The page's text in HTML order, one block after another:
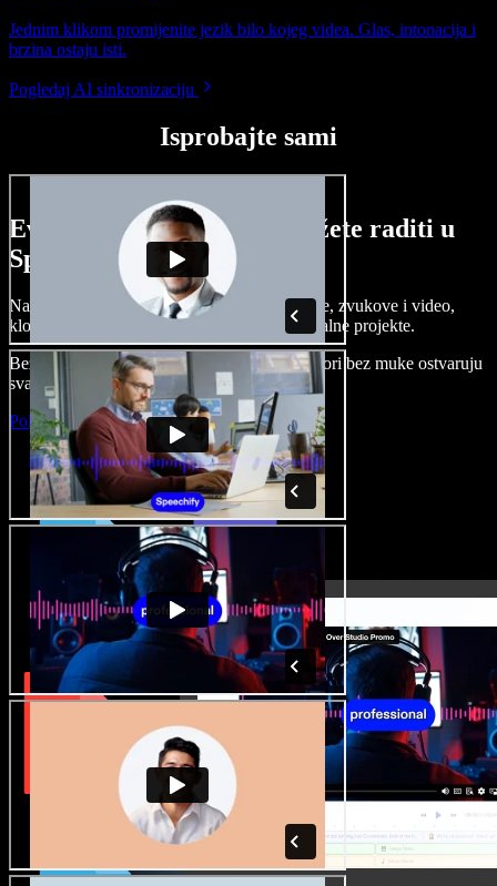
Jednim klikom promijenite jezik bilo kojeg videa. Glas, intonacija i
brzina ostaju isti.
Pogledaj AI sinkronizaciju
Isprobajte sami
Evo malog pregleda što možete raditi u
Speechify Studiju.
Napravite voice overe, dodajte besplatne slike, zvukove i video,
klonirajte svoj glas i složite sjajne audio-vizualne projekte.
Bez učenja i sve dostupno u pregledniku, autori bez muke ostvaruju
svaku kreativnu ideju.
Pokreni Studio